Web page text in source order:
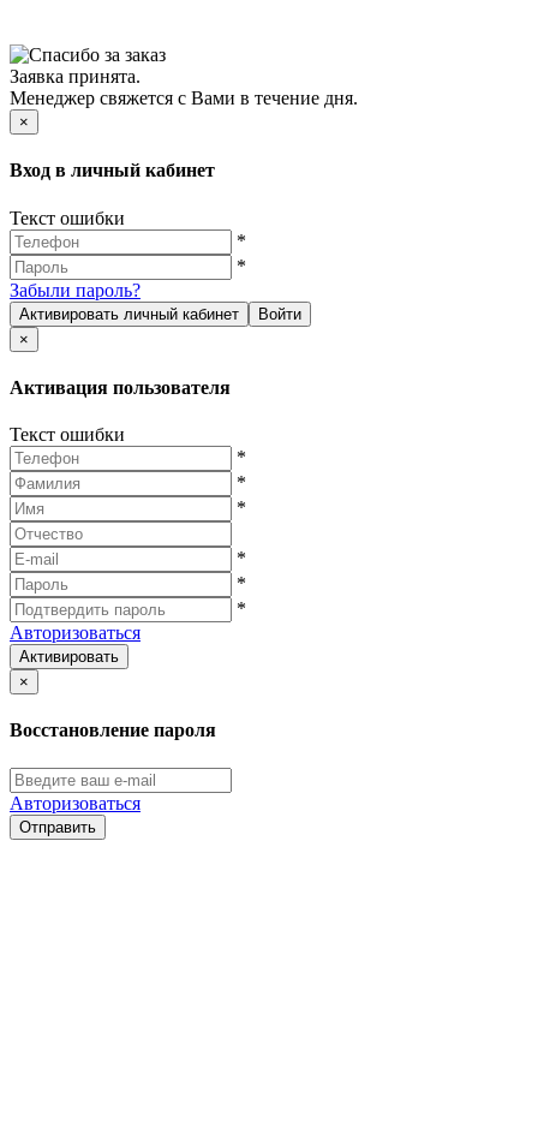
Заявка принята.
Менеджер свяжется с Вами в течение дня.
×
Вход в личный кабинет
Текст ошибки
*
*
Забыли пароль?
Активировать личный кабинет
Войти
×
Активация пользователя
Текст ошибки
*
*
*
*
*
*
Авторизоваться
Активировать
×
Восстановление пароля
Авторизоваться
Отправить